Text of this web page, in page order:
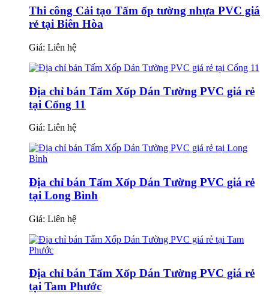
Thi công Cải tạo Tấm ốp tường nhựa PVC giá
rẻ tại Biên Hòa
Giá: Liên hệ
Địa chỉ bán Tấm Xốp Dán Tường PVC giá rẻ
tại Cổng 11
Giá: Liên hệ
Địa chỉ bán Tấm Xốp Dán Tường PVC giá rẻ
tại Long Bình
Giá: Liên hệ
Địa chỉ bán Tấm Xốp Dán Tường PVC giá rẻ
tại Tam Phước